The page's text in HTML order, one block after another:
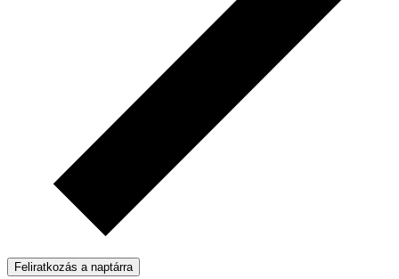
Feliratkozás a naptárra